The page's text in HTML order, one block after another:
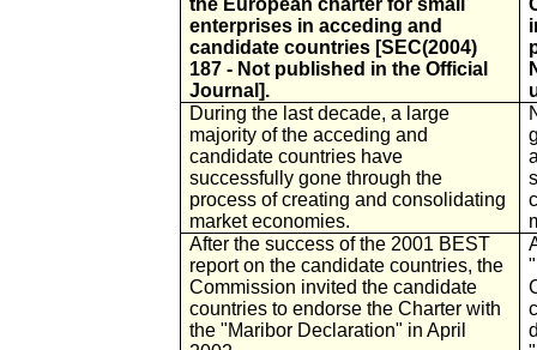
the European charter for small
enterprises in acceding and
candidate countries [SEC(2004)
187 - Not published in the Official
Journal].
During the last decade, a large
majority of the acceding and
candidate countries have
successfully gone through the
process of creating and consolidating
market economies.
After the success of the 2001 BEST
report on the candidate countries, the
Commission invited the candidate
countries to endorse the Charter with
the "Maribor Declaration" in April